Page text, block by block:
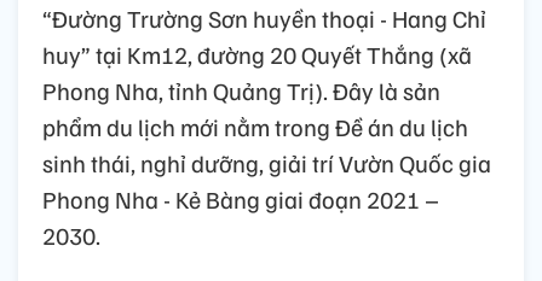
“Đường Trường Sơn huyền thoại - Hang Chỉ
huy” tại Km12, đường 20 Quyết Thắng (xã
Phong Nha, tỉnh Quảng Trị). Đây là sản
phẩm du lịch mới nằm trong Đề án du lịch
sinh thái, nghỉ dưỡng, giải trí Vườn Quốc gia
Phong Nha - Kẻ Bàng giai đoạn 2021 –
2030.